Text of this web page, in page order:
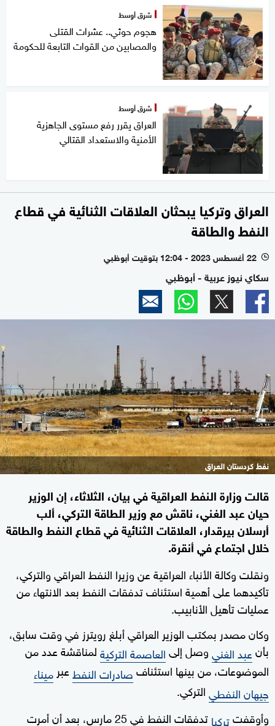
شرق أوسط
هجوم حوثي.. عشرات القتلى
والمصابين من القوات التابعة للحكومة
شرق أوسط
العراق يقرر رفع مستوى الجاهزية
الأمنية والاستعداد القتالي
العراق وتركيا يبحثان العلاقات الثنائية في قطاع
النفط والطاقة
l 22 أغسطس 2023 - 12:04 بتوقيت أبوظبي
سكاي نيوز عربية - أبوظبي
نفط كردستان العراق
قالت وزارة النفط العراقية في بيان، الثلاثاء، إن الوزير
حيان عبد الغني، ناقش مع وزير الطاقة التركي، ألب
أرسلان بيرقدار، العلاقات الثنائية في قطاع النفط والطاقة
خلال اجتماع في أنقرة.
ونقلت وكالة الأنباء العراقية عن وزيرا النفط العراقي والتركي،
تأكيدهما على أهمية استئناف تدفقات النفط بعد الانتهاء من
عمليات تأهيل الأنابيب.
وكان مصدر بمكتب الوزير العراقي أبلغ رويترز في وقت سابق،
بأنعبد الغنيوصل إلىالعاصمة التركيةلمناقشة عدد من
الموضوعات، من بينها استئنافصادرات النفطعبر ميناء
جيهان النفطيالتركي.
وأوقفتتركيا
تدفقات النفط في 25 مارس، بعد أن أمرت